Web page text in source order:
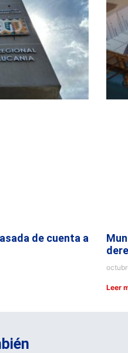
de cuenta a
Leer